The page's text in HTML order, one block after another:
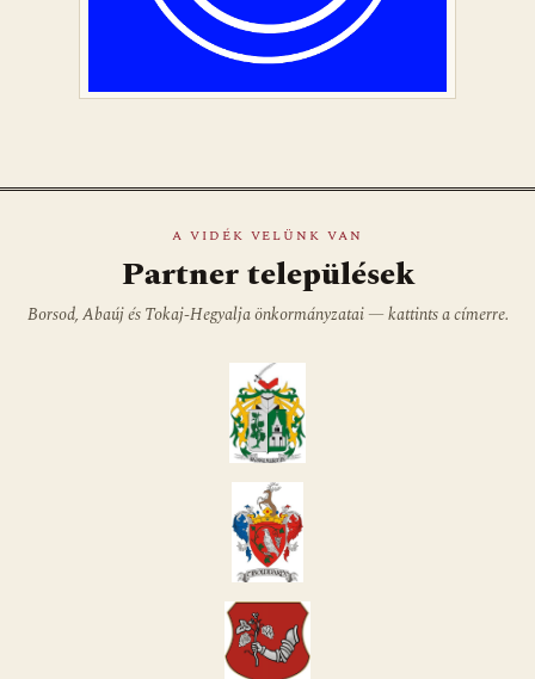
A VIDÉK VELÜNK VAN
Partner települések
Borsod, Abaúj és Tokaj-Hegyalja önkormányzatai — kattints a címerre.